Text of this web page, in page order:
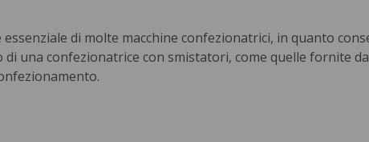
di molte macchine confezionatrici, in quanto
di una confezionatrice con smistatori, come quelle fornite